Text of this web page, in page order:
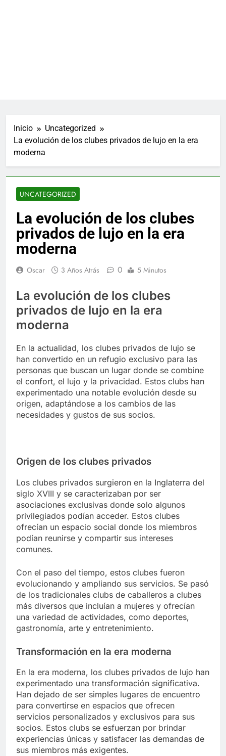
Inicio
Uncategorized
La evolución de los clubes privados de lujo en la era
moderna
UNCATEGORIZED
La evolución de los clubes
privados de lujo en la era
moderna
Oscar 3 Años Atrás 0 5 Minutos
La evolución de los clubes
privados de lujo en la era
moderna
En la actualidad, los clubes privados de lujo se
han convertido en un refugio exclusivo para las
personas que buscan un lugar donde se combine
el confort, el lujo y la privacidad. Estos clubs han
experimentado una notable evolución desde su
origen, adaptándose a los cambios de las
necesidades y gustos de sus socios.
Origen de los clubes privados
Los clubes privados surgieron en la Inglaterra del
siglo XVIII y se caracterizaban por ser
asociaciones exclusivas donde solo algunos
privilegiados podían acceder. Estos clubes
ofrecían un espacio social donde los miembros
podían reunirse y compartir sus intereses
comunes.
Con el paso del tiempo, estos clubes fueron
evolucionando y ampliando sus servicios. Se pasó
de los tradicionales clubs de caballeros a clubes
más diversos que incluían a mujeres y ofrecían
una variedad de actividades, como deportes,
gastronomía, arte y entretenimiento.
Transformación en la era moderna
En la era moderna, los clubes privados de lujo han
experimentado una transformación significativa.
Han dejado de ser simples lugares de encuentro
para convertirse en espacios que ofrecen
servicios personalizados y exclusivos para sus
socios. Estos clubs se esfuerzan por brindar
experiencias únicas y satisfacer las demandas de
sus miembros más exigentes.